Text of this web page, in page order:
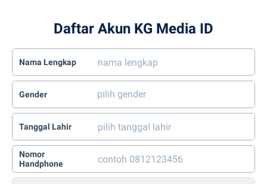
Daftar Akun KG Media ID
Nama Lengkap
Gender
Tanggal Lahir
Nomor
Handphone